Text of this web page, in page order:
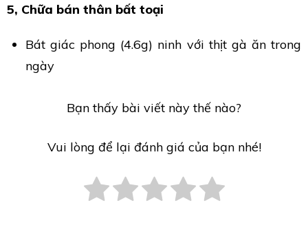
5, Chữa bán thân bất toại
Bát giác phong (4.6g) ninh với thịt gà ăn trong
ngày
Bạn thấy bài viết này thế nào?
Vui lòng để lại đánh giá của bạn nhé!